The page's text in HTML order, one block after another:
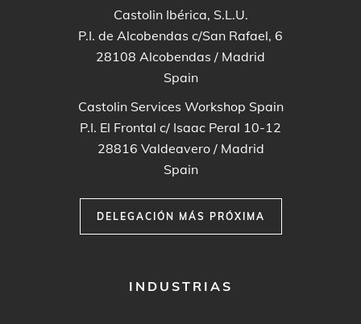
Castolin Ibérica, S.L.U.
P.I. de Alcobendas c/San Rafael, 6
28108 Alcobendas / Madrid
Spain
Castolin Services Workshop Spain
P.I. El Frontal c/ Isaac Peral 10-12
28816 Valdeavero / Madrid
Spain
DELEGACIÓN MÁS PRÓXIMA
INDUSTRIAS